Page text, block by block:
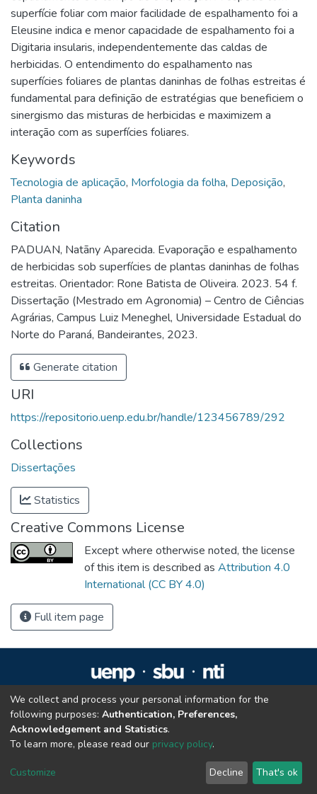
superfície foliar com maior facilidade de espalhamento foi a
Eleusine indica e menor capacidade de espalhamento foi a
Digitaria insularis, independentemente das caldas de
herbicidas. O entendimento do espalhamento nas
superfícies foliares de plantas daninhas de folhas estreitas é
fundamental para definição de estratégias que beneficiem o
sinergismo das misturas de herbicidas e maximizem a
interação com as superfícies foliares.
Keywords
Tecnologia de aplicação, Morfologia da folha, Deposição,
Planta daninha
Citation
PADUAN, Natãny Aparecida. Evaporação e espalhamento
de herbicidas sob superfícies de plantas daninhas de folhas
estreitas. Orientador: Rone Batista de Oliveira. 2023. 54 f.
Dissertação (Mestrado em Agronomia) – Centro de Ciências
Agrárias, Campus Luiz Meneghel, Universidade Estadual do
Norte do Paraná, Bandeirantes, 2023.
Generate citation
URI
https://repositorio.uenp.edu.br/handle/123456789/292
Collections
Dissertações
Statistics
Creative Commons License
Except where otherwise noted, the license
of this item is described as Attribution 4.0
International (CC BY 4.0)
Full item page
Repositório Institucional da UENP
repositorio@uenp.edu.br
Cookie settings
Privacy policy | End User Agreement
We collect and process your personal information for the
following purposes: Authentication, Preferences,
Acknowledgement and Statistics.
To learn more, please read our privacy policy.
Customize Decline That's ok